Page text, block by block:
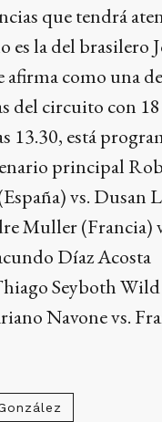
que tendrá
la del brasilero
afirma como una
del circuito con 18
13.30, está
principal
vs. Dusan
Muller (Francia)
Díaz Acosta
Seyboth
Navone vs.